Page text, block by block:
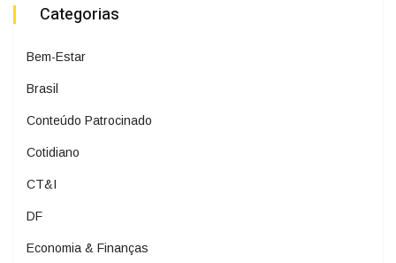
Categorias
Bem-Estar
Brasil
Conteúdo Patrocinado
Cotidiano
CT&I
DF
Economia & Finanças